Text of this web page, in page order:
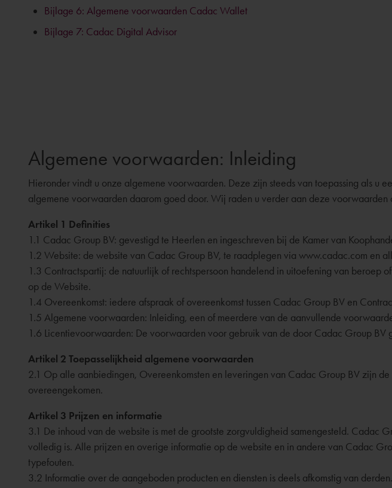
Bijlage 6: Algemene voorwaarden Cadac Wallet
Bijlage 7: Cadac Digital Advisor
Algemene voorwaarden: Inleiding
Hieronder vindt u onze algemene voorwaarden. Deze zijn steeds van toepassing als u
algemene voorwaarden daarom goed door. Wij raden u verder aan deze
Artikel 1 Definities
1.1 Cadac Group BV: gevestigd te Heerlen en ingeschreven bij de Kamer van
1.2 Website: de website van Cadac Group BV, te raadplegen via www.cadac.com en
1.3 Contractspartij: de natuurlijk of rechtspersoon handelend in uitoefening van
op de Website.
1.4 Overeenkomst: iedere afspraak of overeenkomst tussen Cadac Group BV en
1.5 Algemene voorwaarden: Inleiding, een of meerdere van de aanvullende
1.6 Licentievoorwaarden: De voorwaarden voor gebruik van de door Cadac Group
Artikel 2 Toepasselijkheid algemene voorwaarden
2.1 Op alle aanbiedingen, Overeenkomsten en leveringen van Cadac Group BV zijn
overeengekomen.
Artikel 3 Prijzen en informatie
3.1 De inhoud van de website is met de grootste zorgvuldigheid samengesteld. Cadac
volledig is. Alle prijzen en overige informatie op de website en in andere van Cadac
typefouten.
3.2 Informatie over de aangeboden producten en diensten is deels afkomstig van